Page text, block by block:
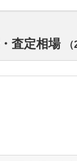
査定相場 （